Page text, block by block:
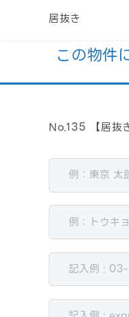
居抜き
この物件
No.135 【居抜